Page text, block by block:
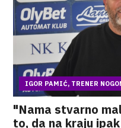
IGOR PAMIĆ, TRENER
"Nama stvarno
to, da na kraju